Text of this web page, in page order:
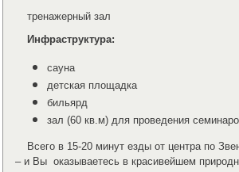
тренажерный зал
Инфраструктура:
сауна
детская площадка
бильярд
зал (60 кв.м) для проведения
Всего в 15-20 минут езды от центра по
– и Вы оказываетесь в красивейшем